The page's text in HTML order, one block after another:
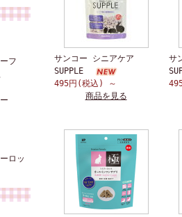
フ
ロッ
サンコー シニアケア
SUPPLE
495円(税込)
～
商品を見る
サ